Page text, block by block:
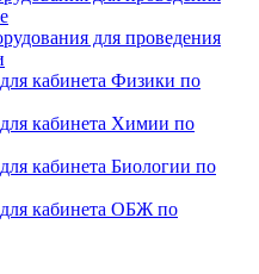
для проведения
кабинета Физики по
кабинета Химии по
кабинета Биологии по
кабинета ОБЖ по